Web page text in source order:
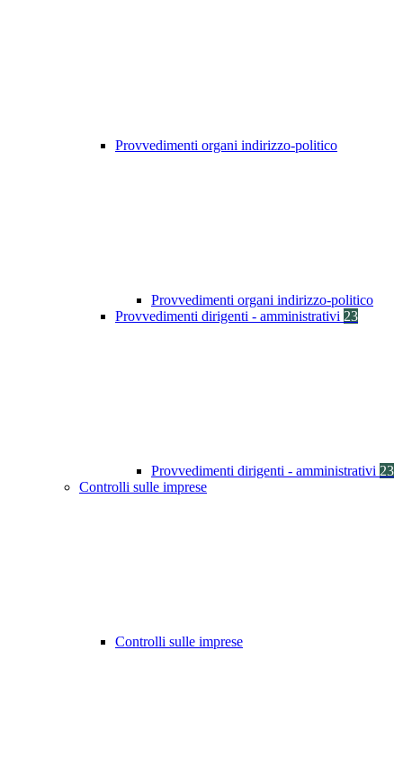
Provvedimenti organi indirizzo-politico
Provvedimenti organi indirizzo-politico
Provvedimenti dirigenti - amministrativi 23
Provvedimenti dirigenti - amministrativi 23
Controlli sulle imprese
Controlli sulle imprese